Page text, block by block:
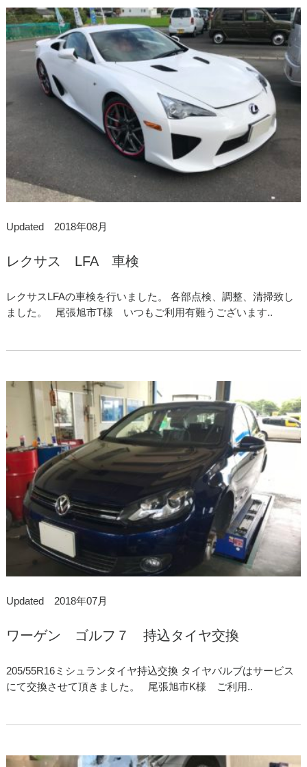
Updated 2018年08月
レクサス LFA 車検
レクサスLFAの車検を行いました。 各部点検、調整、清掃致し
ました。 尾張旭市T様 いつもご利用有難うございます..
Updated 2018年07月
ワーゲン ゴルフ７ 持込タイヤ交換
205/55R16ミシュランタイヤ持込交換 タイヤバルブはサービス
にて交換させて頂きました。 尾張旭市K様 ご利用..